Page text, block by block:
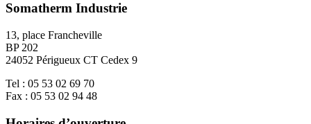
Somatherm Industrie
13, place Francheville
BP 202
24052 Périgueux CT Cedex 9
Tel : 05 53 02 69 70
Fax : 05 53 02 94 48